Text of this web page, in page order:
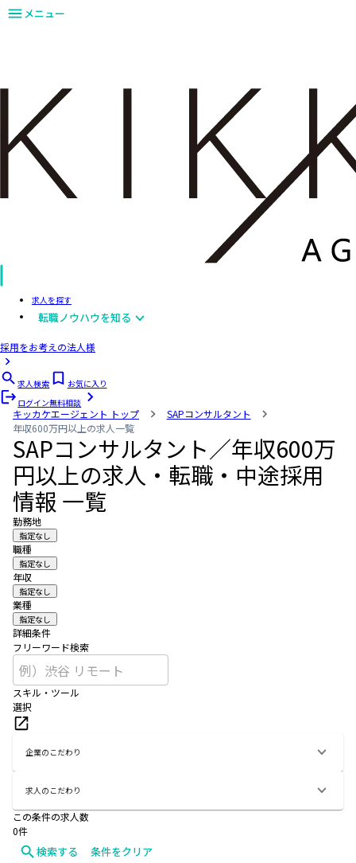
メニュー
求人を探す
転職ノウハウを知る
採用をお考えの法人様
求人検索
お気に入り
ログイン無料相談
キッカケエージェント トップ
SAPコンサルタント
年収600万円以上の求人一覧
SAPコンサルタント／年収600万
円以上の求人・転職・中途採用
情報 一覧
勤務地
指定なし
職種
指定なし
年収
指定なし
業種
指定なし
詳細条件
フリーワード検索
スキル・ツール
選択
企業のこだわり
求人のこだわり
この条件の求人数
0件
検索する 条件をクリア